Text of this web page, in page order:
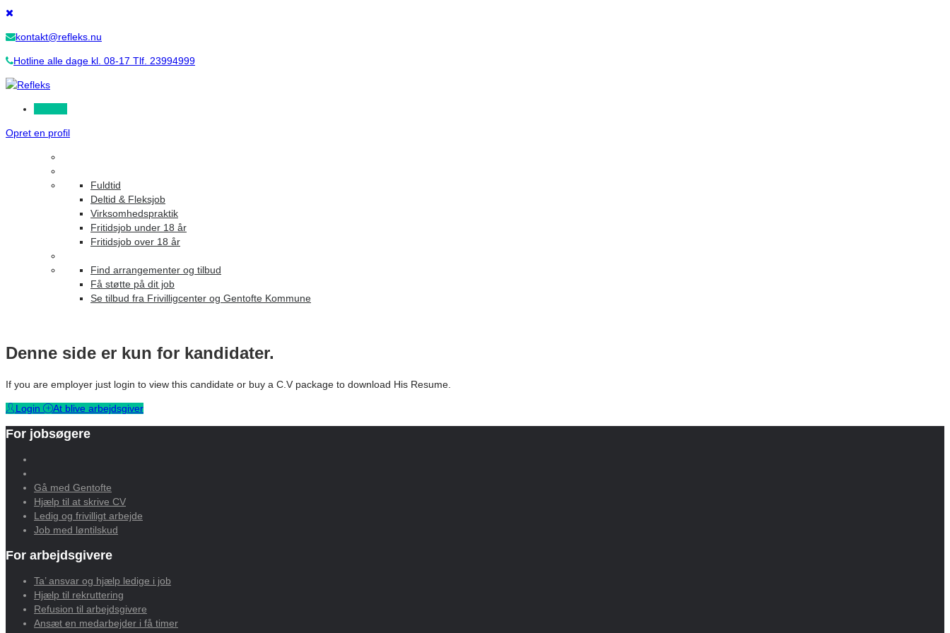
kontakt@refleks.nu
Hotline alle dage kl. 08-17 Tlf. 23994999
Opret en profil
Fuldtid
Deltid & Fleksjob
Virksomhedspraktik
Fritidsjob under 18 år
Fritidsjob over 18 år
Find arrangementer og tilbud
Få støtte på dit job
Se tilbud fra Frivilligcenter og Gentofte Kommune
Denne side er kun for kandidater.
If you are employer just login to view this candidate or buy a C.V package to download His Resume.
Login At blive arbejdsgiver
For jobsøgere
Gå med Gentofte
Hjælp til at skrive CV
Ledig og frivilligt arbejde
Job med løntilskud
For arbejdsgivere
Ta’ ansvar og hjælp ledige i job
Hjælp til rekruttering
Refusion til arbejdsgivere
Ansæt en medarbejder i få timer